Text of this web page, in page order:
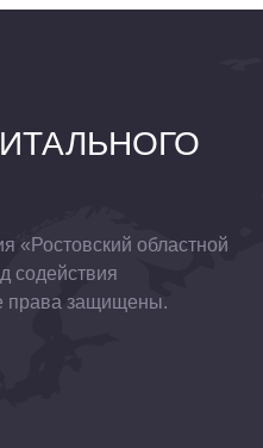
«Ростовский областной
содействия
права защищены.